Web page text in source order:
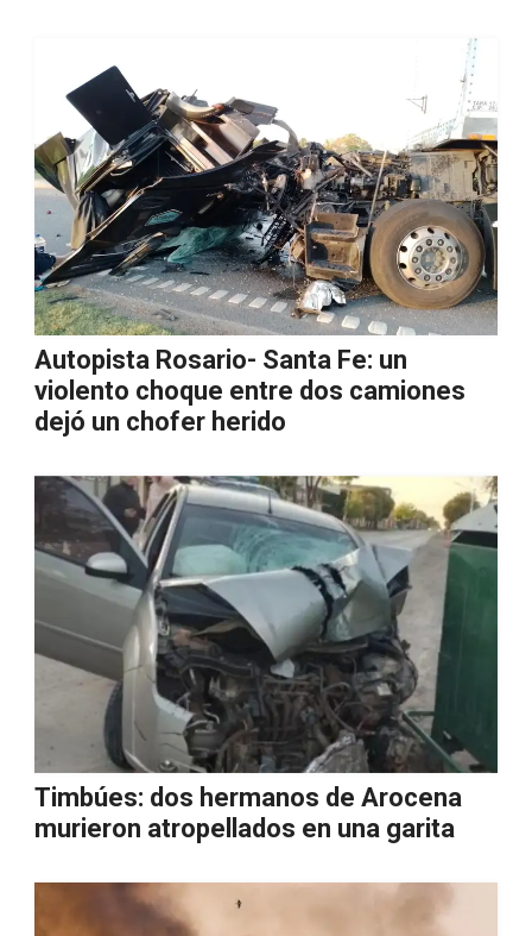
Autopista Rosario- Santa Fe: un
violento choque entre dos camiones
dejó un chofer herido
Timbúes: dos hermanos de Arocena
murieron atropellados en una garita